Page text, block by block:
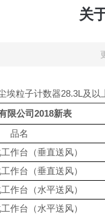
关
粒子计数器28.3L及以
限公司2018新表
品名
作台（垂直送风）
作台（垂直送风）
作台（水平送风）
作台（水平送风）